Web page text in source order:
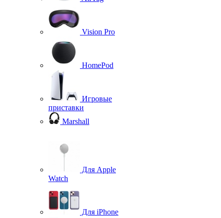
Vision Pro
HomePod
Игровые
приставки
Marshall
Для Apple
Watch
Для iPhone